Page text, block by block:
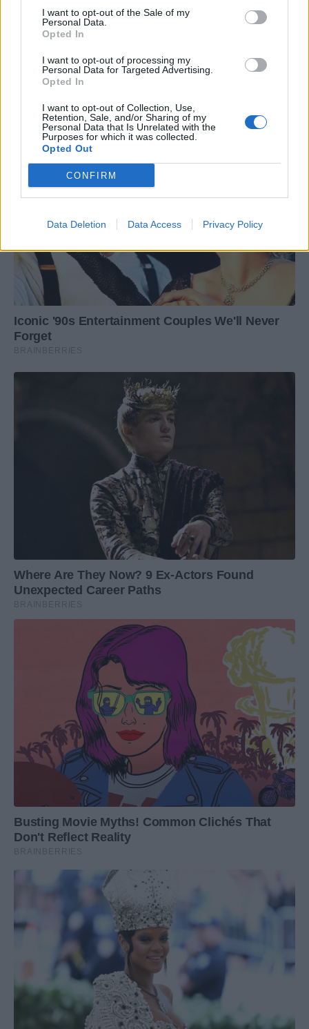
I want to opt-out of the Sale of my
Personal Data.
Opted In
I want to opt-out of processing my
Personal Data for Targeted Advertising.
Opted In
I want to opt-out of Collection, Use,
Retention, Sale, and/or Sharing of my
Personal Data that Is Unrelated with the
Purposes for which it was collected.
Opted Out
CONFIRM
Data Deletion Data Access Privacy Policy